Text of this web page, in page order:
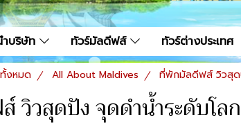
ำบริษัท ทัวร์มัลดีฟส์ ทัวร์ต่างประเทศ
งหมด All About Maldives ที่พักมัลดีฟส์ วิวสุด
วิวสุดปัง จุดดำน้ำระดับโล